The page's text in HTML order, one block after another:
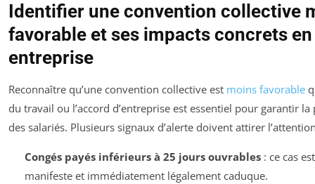
Identifier une convention collective
favorable et ses impacts concrets en
entreprise
Reconnaître qu’une convention collective est moins favorable
du travail ou l’accord d’entreprise est essentiel pour garantir
des salariés. Plusieurs signaux d’alerte doivent attirer
Congés payés inférieurs à 25 jours ouvrables: ce cas est
manifeste et immédiatement légalement caduque.